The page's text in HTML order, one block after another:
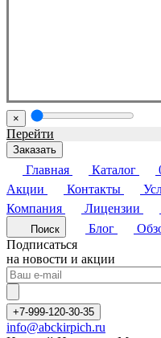
×
Перейти
Заказать
Главная Каталог
Акции
Контакты
Компания
Лицензии
Поиск Блог
Подписаться
на новости и акции
+7-999-120-30-35
info@abckirpich.ru